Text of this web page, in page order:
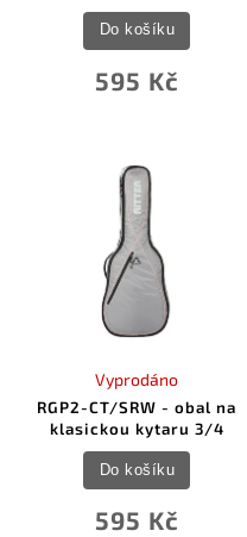
595 Kč
Do košíku
RGP2-CT/SRW - obal na
klasickou kytaru 3/4
Vyprodáno
595 Kč
Do košíku